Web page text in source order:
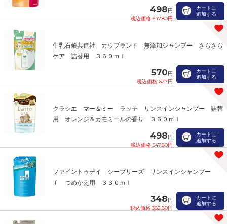
498円
税込価格 547.80円
カートに
追加する
牛乳石鹸共進社 カウブランド 無添加シャンプー さらさら
ケア 詰替用 ３６０ｍｌ
570円
税込価格 627円
カートに
追加する
クラシエ マー＆ミー ラッテ リンスインシャンプー 詰替
用 オレンジ＆カモミールの香り ３６０ｍｌ
498円
税込価格 547.80円
カートに
追加する
ファイントゥデイ シーブリーズ リンスインシャンプー
ｆ つめかえ用 ３３０ｍｌ
348円
税込価格 382.80円
カートに
追加する